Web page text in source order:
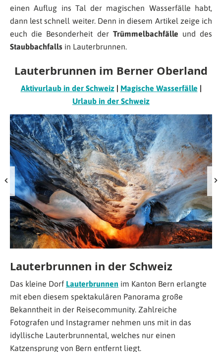
einen Auflug ins Tal der magischen Wasserfälle habt,
dann lest schnell weiter. Denn in diesem Artikel zeige ich
euch die Besonderheit derTrümmelbachfälle und des
Staubbachfalls in Lauterbrunnen.
Lauterbrunnen im Berner Oberland
Aktivurlaub in der Schweiz| Magische Wasserfälle |
Urlaub in der Schweiz
Lauterbrunnen in der Schweiz
Das kleine Dorf Lauterbrunnen im Kanton Bern erlangte
mit eben diesem spektakulären Panorama große
Bekanntheit in der Reisecommunity. Zahlreiche
Fotografen und Instagramer nehmen uns mit in das
idyllische Lauterbrunnental, welches nur einen
Katzensprung von Bern entfernt liegt.